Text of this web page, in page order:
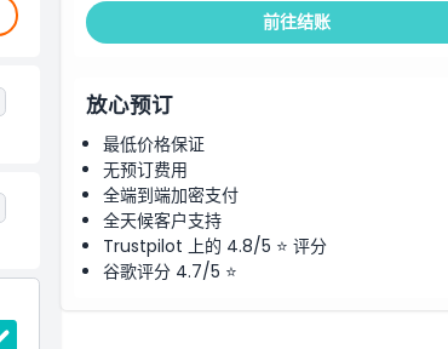
前往结账
放心预订
最低价格保证
无预订费用
全端到端加密支付
全天候客户支持
Trustpilot 上的 4.8/5 ⭐ 评分
谷歌评分 4.7/5 ⭐